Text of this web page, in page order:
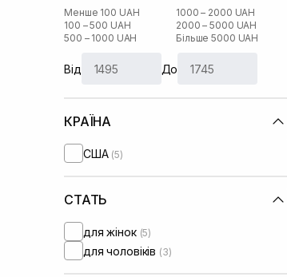
Менше 100 UAH
100 – 500 UAH
500 – 1000 UAH
1000 – 2000 UAH
2000 – 5000 UAH
Більше 5000 UAH
Від До
КРАЇНА
США (5)
СТАТЬ
для жінок (5)
для чоловіків (3)